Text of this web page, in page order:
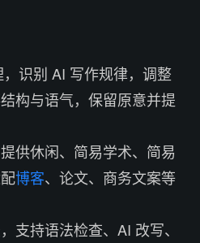
识别 AI 写作规律，调整
构与语气，保留原意并提
供休闲、简易学术、简易
博客、论文、商务文案等
支持语法检查、AI 改写、